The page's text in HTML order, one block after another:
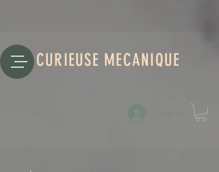
CURIEUSE MECANIQUE
Log-in